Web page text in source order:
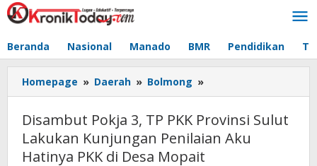
Lewati
ke
Beranda Nasional Manado BMR Pendidikan
Homepage » Daerah » Bolmong »
Pokja
TP
PKK
Disambut Pokja 3, TP PKK Provinsi Sulut
Lakukan Kunjungan Penilaian Aku
Hatinya PKK di Desa Mopait